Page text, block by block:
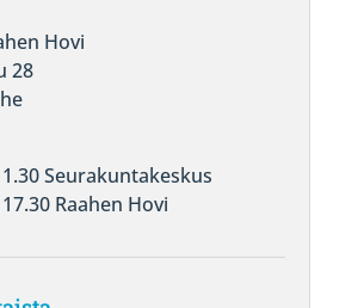
Hovi
28
Seurakuntakeskus
Raahen Hovi